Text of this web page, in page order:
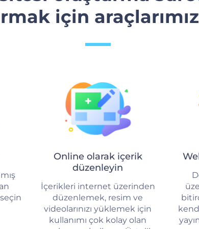
için
Online olarak içerik
düzenleyin
İçerikleri internet üzerinden
düzenlemek, resim ve
videolarınızı yüklemek için
kullanımı çok kolay olan